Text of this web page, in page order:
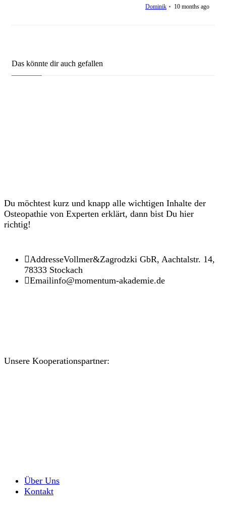
Dominik 10 months ago
Das könnte dir auch gefallen
Du möchtest kurz und knapp alle wichtigen Inhalte der
Osteopathie von Experten erklärt, dann bist Du hier
richtig!
AddresseVollmer&Zagrodzki GbR, Aachtalstr. 14,
78333 Stockach
Emailinfo@momentum-akademie.de
Unsere Kooperationspartner:
Über Uns
Kontakt